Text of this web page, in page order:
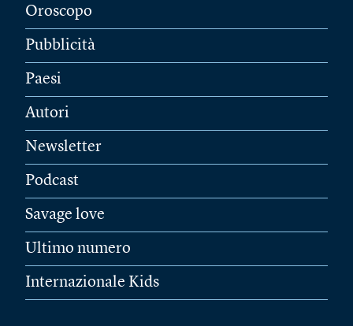
Oroscopo
Pubblicità
Paesi
Autori
Newsletter
Podcast
Savage love
Ultimo numero
Internazionale Kids